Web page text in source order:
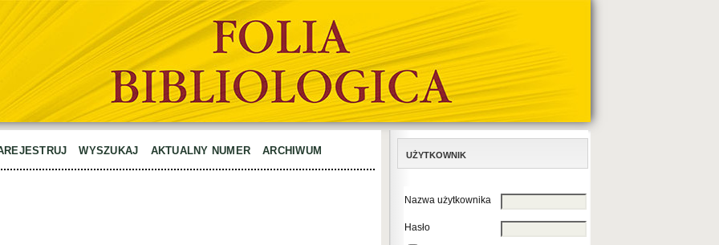
UŻYTKOWNIK
Nazwa użytkownika
Hasło
WYSZUKAJ AKTUALNY NUMER ARCHIWUM